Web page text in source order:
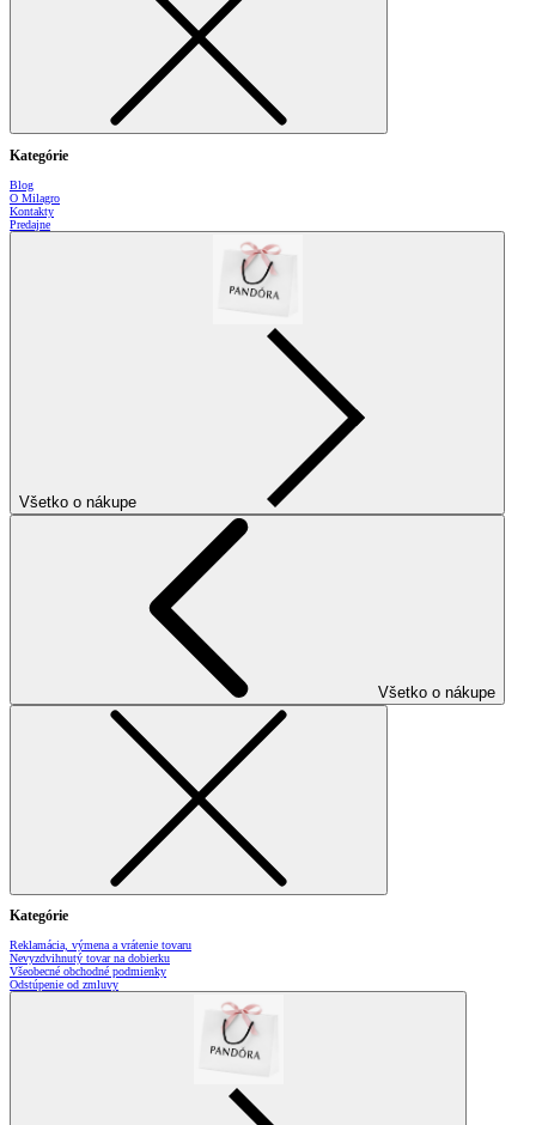
Kategórie
Blog
O Milagro
Kontakty
Predajne
Všetko o nákupe
Všetko o nákupe
Kategórie
Reklamácia, výmena a vrátenie tovaru
Nevyzdvihnutý tovar na dobierku
Všeobecné obchodné podmienky
Odstúpenie od zmluvy